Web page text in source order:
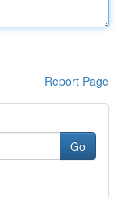
Report Page
Go